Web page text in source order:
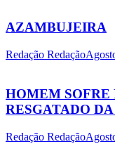
AZAMBUJEIRA
Redação Redação
HOMEM SOFRE
RESGATADO
Redação Redação